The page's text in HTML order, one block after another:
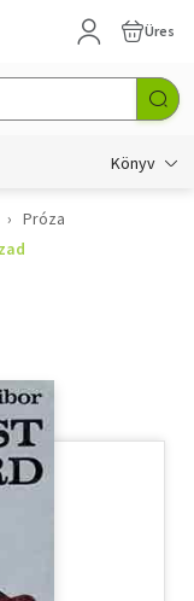
Üres
Könyv
Próza